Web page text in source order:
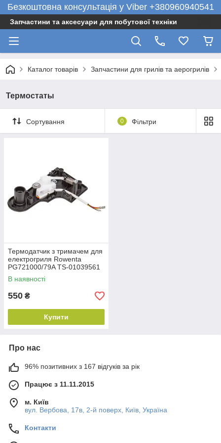
Безкоштовна консультація у Viber +380960940541
Запчастини та аксесуари для побутової техніки
Каталог товарів Запчастини для грилів та аерогрилів
Термостаты
Сортування 0 Фільтри
Термодатчик з тримачем для
електрогриля Rowenta
PG721000/79A TS-01039561
В наявності
550 ₴
Купити
Про нас
96% позитивних з 167 відгуків за рік
Працює з 11.11.2015
м. Київ
вул. Вербова, 17в, 2-й поверх, Київ, Україна
Контакти